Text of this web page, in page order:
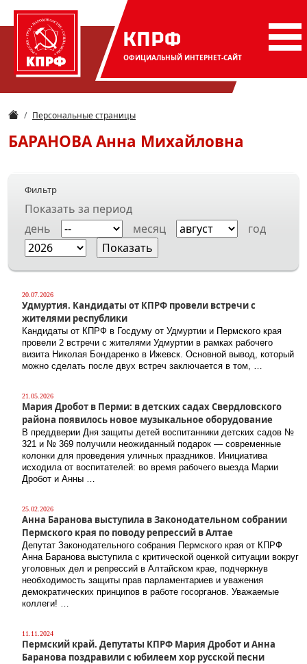
КПРФ
ОФИЦИАЛЬНЫЙ ИНТЕРНЕТ-САЙТ
Персональные страницы
БАРАНОВААнна Михайловна
Фильтр
Показать за период
день
месяц год
20.07.2026
Удмуртия. Кандидаты от КПРФ провели встречи с
жителями республики
Кандидаты от КПРФ в Госдуму от Удмуртии и Пермского края
провели 2 встречи с жителями Удмуртии в рамках рабочего
визита Николая Бондаренко в Ижевск. Основной вывод, который
можно сделать после двух встреч заключается в том, …
21.05.2026
Мария Дробот в Перми: в детских садах Свердловского
района появилось новое музыкальное оборудование
В преддверии Дня защиты детей воспитанники детских садов №
321 и № 369 получили неожиданный подарок — современные
колонки для проведения уличных праздников. Инициатива
исходила от воспитателей: во время рабочего выезда Марии
Дробот и Анны …
25.02.2026
Анна Баранова выступила в Законодательном собрании
Пермского края по поводу репрессий в Алтае
Депутат Законодательного собрания Пермского края от КПРФ
Анна Баранова выступила с критической оценкой ситуации вокруг
уголовных дел и репрессий в Алтайском крае, подчеркнув
необходимость защиты прав парламентариев и уважения
демократических принципов в работе госорганов. Уважаемые
коллеги! …
11.11.2024
Пермский край. Депутаты КПРФ Мария Дробот и Анна
Баранова поздравили с юбилеем хор русской песни